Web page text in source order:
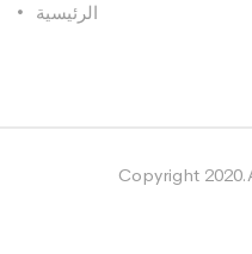
الرئيسية
Copyright